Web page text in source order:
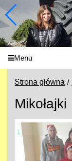
Menu
Strona główna
Mikołajki